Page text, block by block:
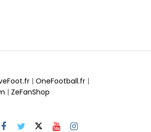
| OneFootball.fr |
| ZeFanShop